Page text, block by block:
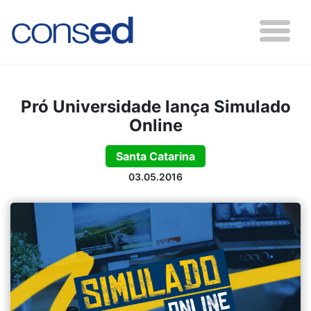
Pró Universidade lança Simulado
Online
Santa Catarina
03.05.2016